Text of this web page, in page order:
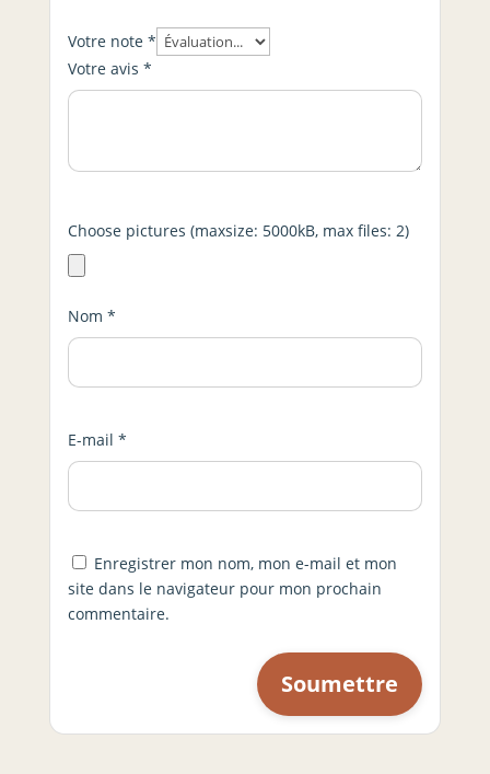
Votre note *
Votre avis *
Choose pictures (maxsize: 5000kB, max files: 2)
Nom *
E-mail *
Enregistrer mon nom, mon e-mail et mon
site dans le navigateur pour mon prochain
commentaire.